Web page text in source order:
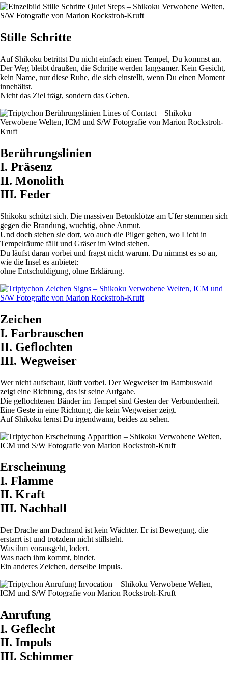
Stille Schritte
Auf Shikoku betrittst Du nicht einfach einen Tempel, Du kommst an.
Der Weg bleibt draußen, die Schritte werden langsamer. Kein Gesicht,
kein Name, nur diese Ruhe, die sich einstellt, wenn Du einen Moment
innehältst.
Nicht das Ziel trägt, sondern das Gehen.
Berührungslinien
I. Präsenz
II. Monolith
III. Feder
Shikoku schützt sich. Die massiven Betonklötze am Ufer stemmen sich
gegen die Brandung, wuchtig, ohne Anmut.
Und doch stehen sie dort, wo auch die Pilger gehen, wo Licht in
Tempelräume fällt und Gräser im Wind stehen.
Du läufst daran vorbei und fragst nicht warum. Du nimmst es so an,
wie die Insel es anbietet:
ohne Entschuldigung, ohne Erklärung.
Zeichen
I. Farbrauschen
II. Geflochten
III. Wegweiser
Wer nicht aufschaut, läuft vorbei. Der Wegweiser im Bambuswald
zeigt eine Richtung, das ist seine Aufgabe.
Die geflochtenen Bänder im Tempel sind Gesten der Verbundenheit.
Eine Geste in eine Richtung, die kein Wegweiser zeigt.
Auf Shikoku lernst Du irgendwann, beides zu sehen.
Erscheinung
I. Flamme
II. Kraft
III. Nachhall
Der Drache am Dachrand ist kein Wächter. Er ist Bewegung, die
erstarrt ist und trotzdem nicht stillsteht.
Was ihm vorausgeht, lodert.
Was nach ihm kommt, bindet.
Ein anderes Zeichen, derselbe Impuls.
Anrufung
I. Geflecht
II. Impuls
III. Schimmer